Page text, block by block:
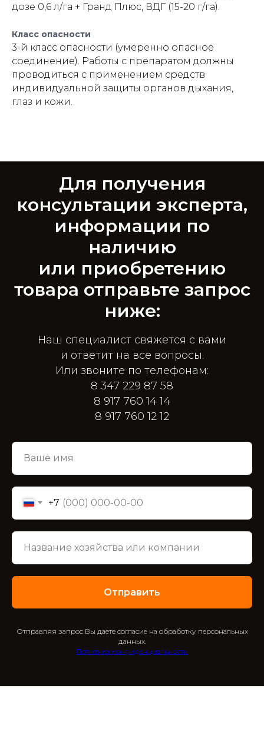
дозе 0,6 л/га + Гранд Плюс, ВДГ (15-20 г/га).
Класс опасности
3-й класс опасности (умеренно опасное
соединение). Работы с препаратом должны
проводиться с применением средств
индивидуальной защиты органов дыхания,
глаз и кожи.
Для получения
консультации эксперта,
информации по
наличию
или приобретению
товара отправьте запрос
ниже:
Наш специалист свяжется с вами
и ответит на все вопросы.
Или звоните по телефонам:
8 347 229 87 58
8 917 760 14 14
8 917 760 12 12
+7
Отправить
Отправляя запрос Вы даете согласие на обработку персональных
данных.
Политика конфиденциальности